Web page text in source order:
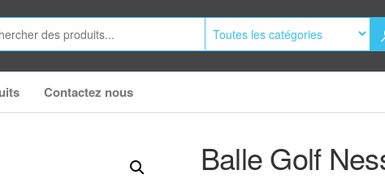
Contactez nous
Balle Golf